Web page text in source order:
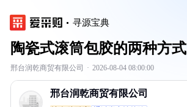
寻源宝典
陶瓷式滚筒包胶的两种方式
邢台润乾商贸有限公司 · 2026-08-04 08:00:00
邢台润乾商贸有限公司